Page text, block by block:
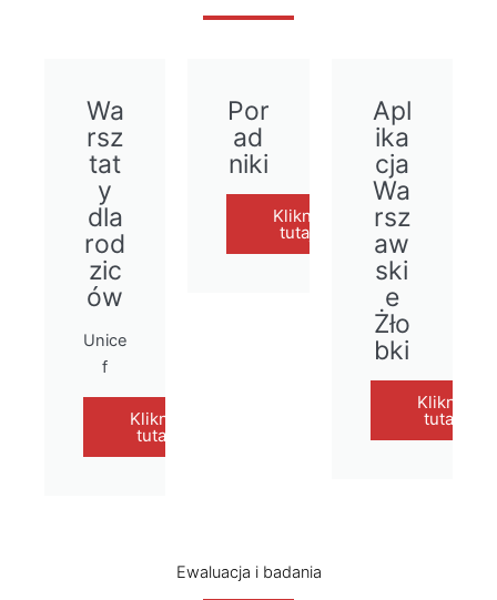
Wa
rsz
tat
y
dla
rod
zic
ów
Unice
f
Kliknij
tutaj
Por
ad
niki
Kliknij
tutaj
Apl
ika
cja
Wa
rsz
aw
ski
e
Żło
bki
Kliknij
tutaj
Ewaluacja i badania